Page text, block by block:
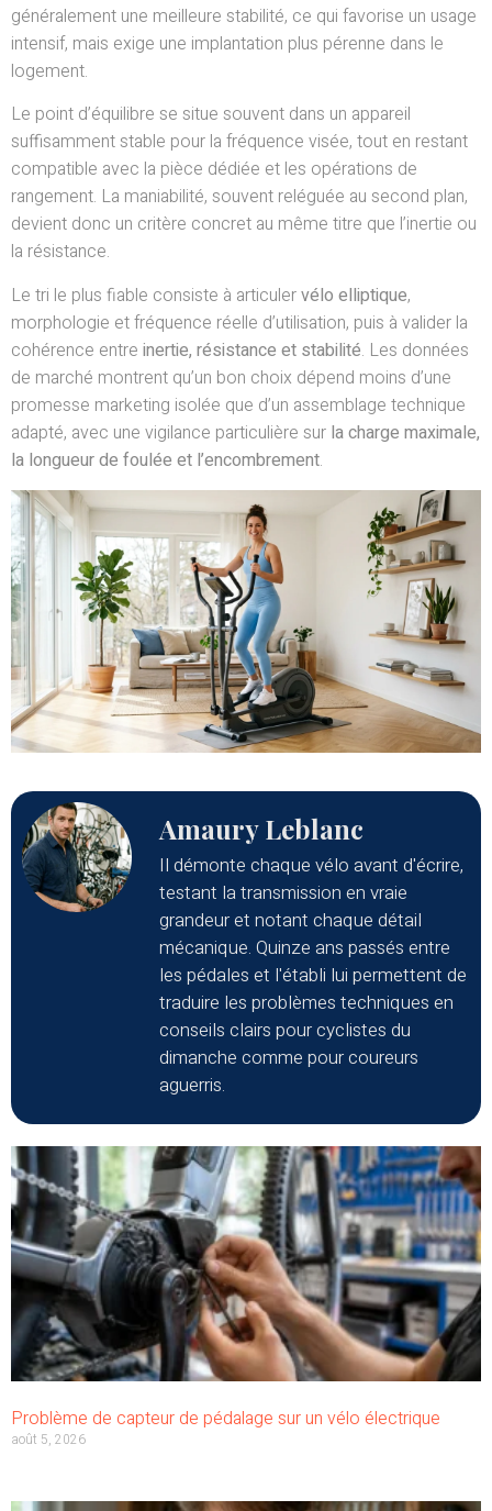
généralement une meilleure stabilité, ce qui favorise un usage
intensif, mais exige une implantation plus pérenne dans le
logement.
Le point d’équilibre se situe souvent dans un appareil
suffisamment stable pour la fréquence visée, tout en restant
compatible avec la pièce dédiée et les opérations de
rangement. La maniabilité, souvent reléguée au second plan,
devient donc un critère concret au même titre que l’inertie ou
la résistance.
Le tri le plus fiable consiste à articulervélo elliptique,
morphologie et fréquence réelle d’utilisation, puis à valider la
cohérence entre inertie, résistance et stabilité. Les données
de marché montrent qu’un bon choix dépend moins d’une
promesse marketing isolée que d’un assemblage technique
adapté, avec une vigilance particulière sur la charge maximale,
la longueur de foulée et l’encombrement.
Amaury Leblanc
Il démonte chaque vélo avant d'écrire,
testant la transmission en vraie
grandeur et notant chaque détail
mécanique. Quinze ans passés entre
les pédales et l'établi lui permettent de
traduire les problèmes techniques en
conseils clairs pour cyclistes du
dimanche comme pour coureurs
aguerris.
Problème de capteur de pédalage sur un vélo électrique
août 5, 2026